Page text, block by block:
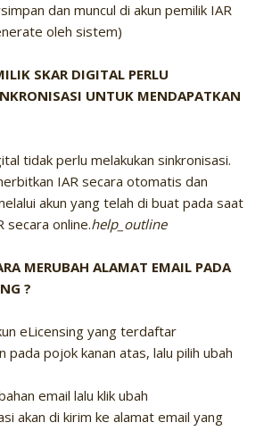
dan muncul di akun pemilik IAR
oleh sistem)
SKAR DIGITAL PERLU
UNTUK MENDAPATKAN
tidak perlu melakukan sinkronisasi.
IAR secara otomatis dan
akun yang telah di buat pada saat
secara online.help_outline
MERUBAH ALAMAT EMAIL PADA
?
eLicensing yang terdaftar
pada pojok kanan atas, lalu pilih ubah
email lalu klik ubah
akan di kirim ke alamat email yang